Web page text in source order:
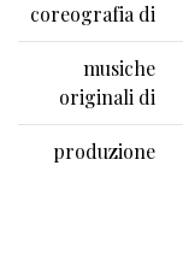
coreografia di
musiche
originali di
produzione